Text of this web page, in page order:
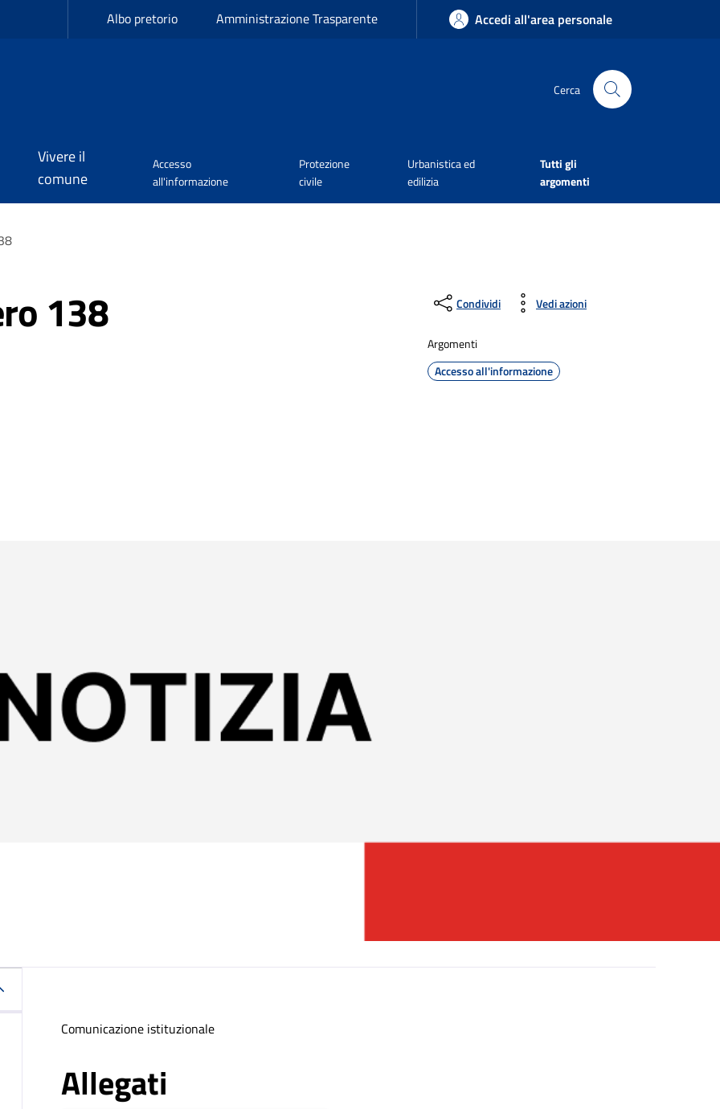
Albo pretorio Amministrazione Trasparente Accedi all'area personale
Cerca
Vivere il
comune
Accesso
all'informazione
Protezione
civile
Urbanistica ed
edilizia
Tutti gli
argomenti
138 Condividi Vedi azioni
Argomenti
Accesso all'informazione
Comunicazione istituzionale
Allegati